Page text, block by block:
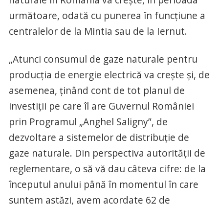
următoare, odată cu punerea în funcţiune a
centralelor de la Mintia sau de la Iernut.
„Atunci consumul de gaze naturale pentru
producţia de energie electrică va creşte şi, de
asemenea, ţinând cont de tot planul de
investiţii pe care îl are Guvernul României
prin Programul „Anghel Saligny”, de
dezvoltare a sistemelor de distribuţie de
gaze naturale. Din perspectiva autorităţii de
reglementare, o să vă dau câteva cifre: de la
începutul anului până în momentul în care
suntem astăzi, avem acordate 62 de